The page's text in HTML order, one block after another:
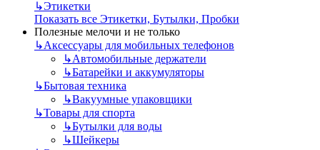
↳Этикетки
Показать все Этикетки, Бутылки, Пробки
Полезные мелочи и не только
↳Аксессуары для мобильных телефонов
↳Автомобильные держатели
↳Батарейки и аккумуляторы
↳Бытовая техника
↳Вакуумные упаковщики
↳Товары для спорта
↳Бутылки для воды
↳Шейкеры